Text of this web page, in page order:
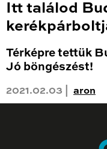
Itt találod
Térképre tettük
Jó böngészést!
2021.02.03 | aron